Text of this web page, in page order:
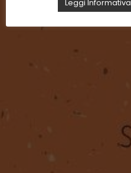
Leggi Informativa